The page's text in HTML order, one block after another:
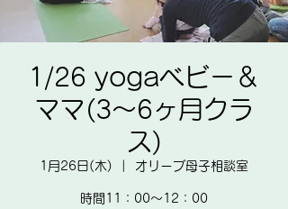
1/26 yogaベビー＆
ママ(3～6ヶ月クラ
ス)
1月26日(木) オリーブ母子相談室
時間11：00～12：00